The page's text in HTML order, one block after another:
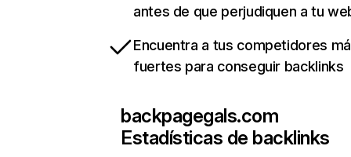
antes de que perjudiquen a tu
Encuentra a tus competidores
fuertes para conseguir backlinks
backpagegals.com
Estadísticas de backlinks